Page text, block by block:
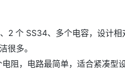
个 SS34、多个电容，设计相
很多。
阻，电路最简单，适合紧凑型